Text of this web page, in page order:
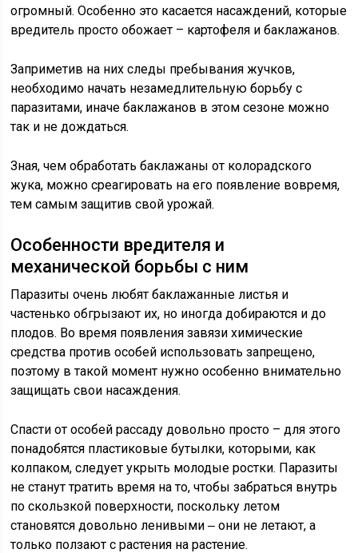
огромный. Особенно это касается насаждений, которые
вредитель просто обожает – картофеля и баклажанов.
Заприметив на них следы пребывания жучков,
необходимо начать незамедлительную борьбу с
паразитами, иначе баклажанов в этом сезоне можно
так и не дождаться.
Зная, чем обработать баклажаны от колорадского
жука, можно среагировать на его появление вовремя,
тем самым защитив свой урожай.
Особенности вредителя и
механической борьбы с ним
Паразиты очень любят баклажанные листья и
частенько обгрызают их, но иногда добираются и до
плодов. Во время появления завязи химические
средства против особей использовать запрещено,
поэтому в такой момент нужно особенно внимательно
защищать свои насаждения.
Спасти от особей рассаду довольно просто – для этого
понадобятся пластиковые бутылки, которыми, как
колпаком, следует укрыть молодые ростки. Паразиты
не станут тратить время на то, чтобы забраться внутрь
по скользкой поверхности, поскольку летом
становятся довольно ленивыми ‒ они не летают, а
только ползают с растения на растение.